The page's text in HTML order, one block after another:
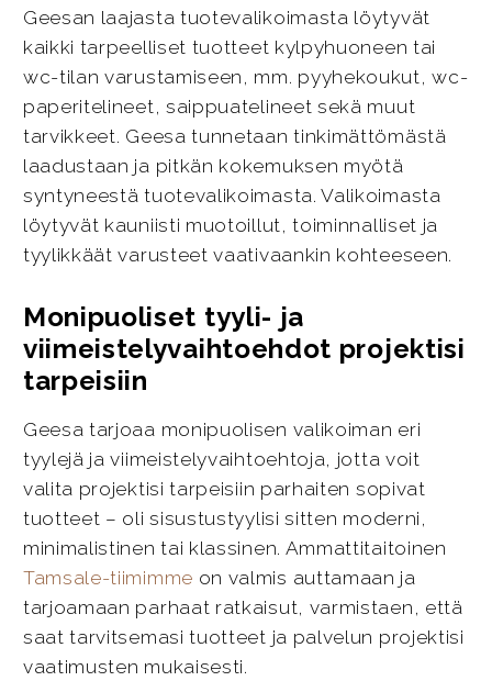
Geesan laajasta tuotevalikoimasta löytyvät
kaikki tarpeelliset tuotteet kylpyhuoneen tai
wc-tilan varustamiseen, mm. pyyhekoukut, wc-
paperitelineet, saippuatelineet sekä muut
tarvikkeet. Geesa tunnetaan tinkimättömästä
laadustaan ja pitkän kokemuksen myötä
syntyneestä tuotevalikoimasta. Valikoimasta
löytyvät kauniisti muotoillut, toiminnalliset ja
tyylikkäät varusteet vaativaankin kohteeseen.
Monipuoliset tyyli- ja
viimeistelyvaihtoehdot projektisi
tarpeisiin
Geesa tarjoaa monipuolisen valikoiman eri
tyylejä ja viimeistelyvaihtoehtoja, jotta voit
valita projektisi tarpeisiin parhaiten sopivat
tuotteet – oli sisustustyylisi sitten moderni,
minimalistinen tai klassinen. Ammattitaitoinen
Tamsale-tiimimme on valmis auttamaan ja
tarjoamaan parhaat ratkaisut, varmistaen, että
saat tarvitsemasi tuotteet ja palvelun projektisi
vaatimusten mukaisesti.